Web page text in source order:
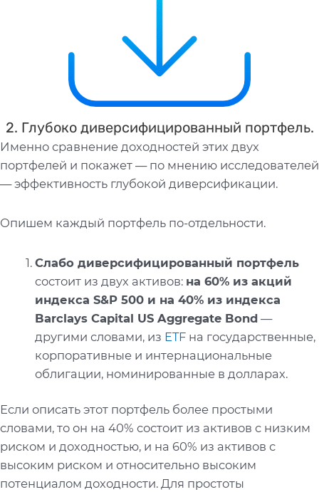
2. Глубоко диверсифицированный портфель.
Именно сравнение доходностей этих двух
портфелей и покажет — по мнению исследователей
— эффективность глубокой диверсификации.
Опишем каждый портфель по-отдельности.
Слабо диверсифицированный портфель
состоит из двух активов: на 60% из акций
индексаS&P 500 и на 40% из индекса
BarclaysCapital USAggregate Bond —
другими словами, из ETF на государственные,
корпоративные и интернациональные
облигации, номинированные в долларах.
Если описать этот портфель более простыми
словами, то он на 40% состоит из активов с низким
риском и доходностью, и на 60% из активов с
высоким риском и относительно высоким
потенциалом доходности. Для простоты